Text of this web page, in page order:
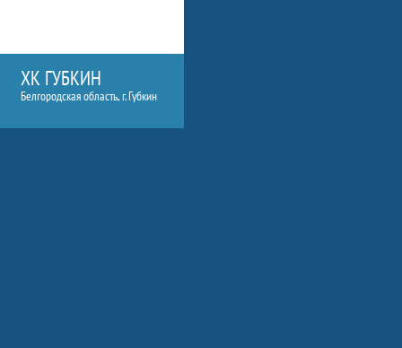
ХК ГУБКИН
Белгородская область, г. Губкин